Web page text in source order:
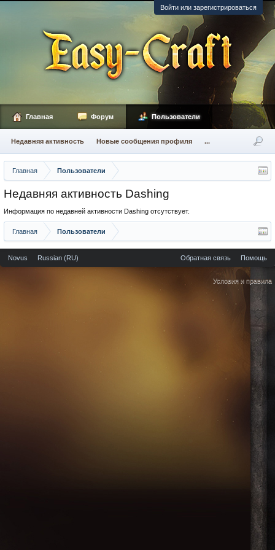
Войти или зарегистрироваться
Главная Пользователи
Недавняя активность Dashing
Информация по недавней активности Dashing отсутствует.
Главная Пользователи
Главная Форум Пользователи
Недавняя активность Новые сообщения профиля ...
Novus Russian (RU) Обратная связь Помощь
Условия и правила